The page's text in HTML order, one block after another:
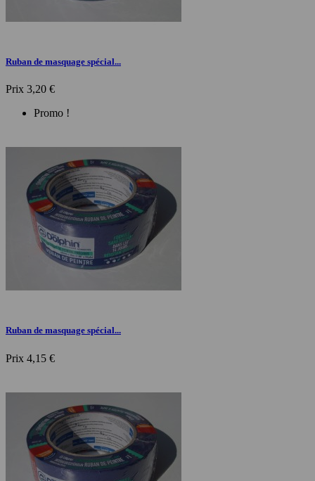
Ruban de masquage spécial...
Prix 3,20 €
Promo !
Ruban de masquage spécial...
Prix 4,15 €